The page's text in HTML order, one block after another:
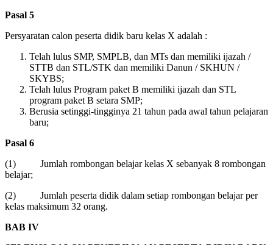
Pasal 5
Persyaratan calon peserta didik baru kelas X adalah :
Telah lulus SMP, SMPLB, dan MTs dan memiliki ijazah /
STTB dan STL/STK dan memiliki Danun / SKHUN /
SKYBS;
Telah lulus Program paket B memiliki ijazah dan STL
program paket B setara SMP;
Berusia setinggi-tingginya 21 tahun pada awal tahun pelajaran
baru;
Pasal 6
(1) Jumlah rombongan belajar kelas X sebanyak 8 rombongan
belajar;
(2) Jumlah peserta didik dalam setiap rombongan belajar per
kelas maksimum 32 orang.
BAB IV